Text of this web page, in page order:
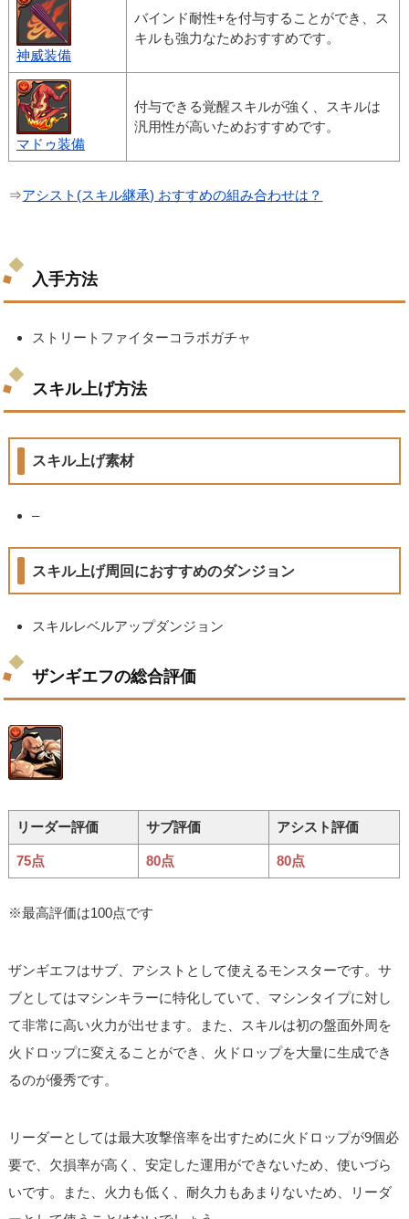
神威装備
バインド耐性+を付与することができ、ス
キルも強力なためおすすめです。
マドゥ装備
付与できる覚醒スキルが強く、スキルは
汎用性が高いためおすすめです。
⇒アシスト(スキル継承) おすすめの組み合わせは？
入手方法
ストリートファイターコラボガチャ
スキル上げ方法
スキル上げ素材
–
スキル上げ周回におすすめのダンジョン
スキルレベルアップダンジョン
ザンギエフの総合評価
リーダー評価 サブ評価 アシスト評価
75点 80点 80点
※最高評価は100点です
ザンギエフはサブ、アシストとして使えるモンスターです。サ
ブとしてはマシンキラーに特化していて、マシンタイプに対し
て非常に高い火力が出せます。また、スキルは初の盤面外周を
火ドロップに変えることができ、火ドロップを大量に生成でき
るのが優秀です。
リーダーとしては最大攻撃倍率を出すために火ドロップが9個必
要で、欠損率が高く、安定した運用ができないため、使いづら
いです。また、火力も低く、耐久力もあまりないため、リーダ